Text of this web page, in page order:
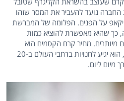
נועד להעביר את המסר שזהו
מייקאפ על הפנים. הפלומה של המברשת
כך שהיא מאפשרת להוציא כמות
מיותרים. מחיר קרם הקסמים הוא
30.50 ליש"ט (176.50 שקלים), הוא יגיע לחנויות ברחבי העולם ב-20
מיום ליום.